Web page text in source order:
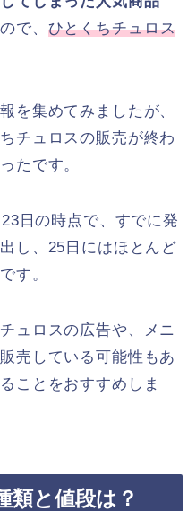
ので、 ひとくちチュロス
を集めてみましたが、
チュロスの販売が終わ
たです。
日の時点で、すでに発
し、25日にはほとんど
す。
ュロスの広告や、メニ
売している可能性もあ
ことをおすすめしま
類と値段は？